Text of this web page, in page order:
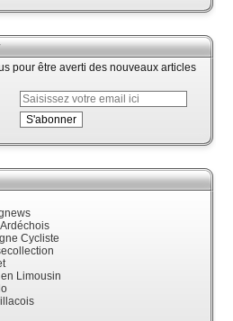
pour être averti des nouveaux articles
Cycliste
Limousin